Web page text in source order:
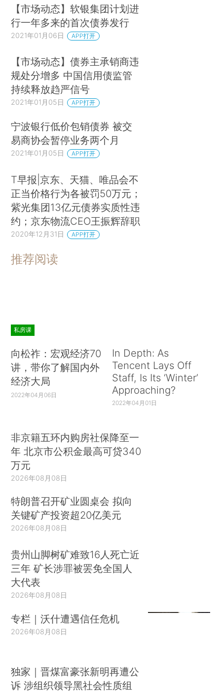
【市场动态】软银集团计划进
行一年多来的首次债券发行
2021年01月06日 APP打开
【市场动态】债券主承销商违
规处分增多 中国信用债监管
持续释放趋严信号
2021年01月05日 APP打开
宁波银行低价包销债券 被交
易商协会暂停业务两个月
2021年01月05日 APP打开
T早报|京东、天猫、唯品会不
正当价格行为各被罚50万元；
紫光集团13亿元债券实质性违
约；京东物流CEO王振辉辞职
2020年12月31日 APP打开
推荐阅读
私房课
向松祚：宏观经济70
讲，带你了解国内外
经济大局
2022年04月06日
In Depth: As
Tencent Lays Off
Staff, Is Its ‘Winter’
Approaching?
2022年04月01日
非京籍五环内购房社保降至一
年 北京市公积金最高可贷340
万元
2026年08月08日
特朗普召开矿业圆桌会 拟向
关键矿产投资超20亿美元
2026年08月08日
贵州山脚树矿难致16人死亡近
三年 矿长涉罪被罢免全国人
大代表
2026年08月08日
专栏｜沃什遭遇信任危机
2026年08月08日
独家｜晋煤富豪张新明再遭公
诉 涉组织领导黑社会性质组